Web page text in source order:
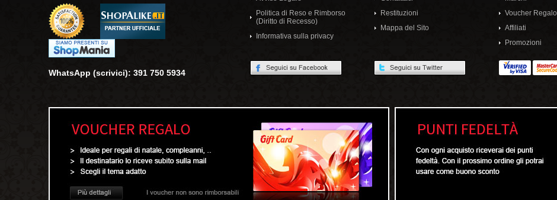
WhatsApp (scrivici): 391 750 5934
Politica di Reso e Rimborso
(Diritto di Recesso)
Informativa sulla privacy
Restituzioni
Mappa del Sito
Voucher Regalo
Affiliati
Promozioni